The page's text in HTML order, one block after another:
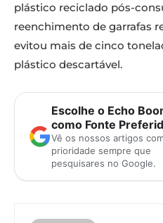
plástico reciclado pós-
reenchimento de garrafas
evitou mais de cinco
plástico descartável.
Escolhe o Echo
como Fonte
Vê os nossos artigos
prioridade sempre que
pesquisares no Google.